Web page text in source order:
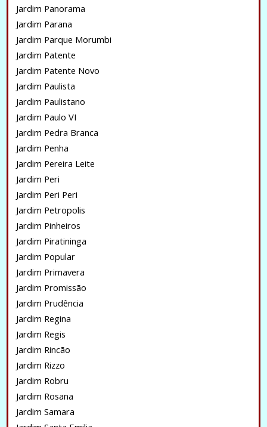
Jardim Panorama
Jardim Parana
Jardim Parque Morumbi
Jardim Patente
Jardim Patente Novo
Jardim Paulista
Jardim Paulistano
Jardim Paulo VI
Jardim Pedra Branca
Jardim Penha
Jardim Pereira Leite
Jardim Peri
Jardim Peri Peri
Jardim Petropolis
Jardim Pinheiros
Jardim Piratininga
Jardim Popular
Jardim Primavera
Jardim Promissão
Jardim Prudência
Jardim Regina
Jardim Regis
Jardim Rincão
Jardim Rizzo
Jardim Robru
Jardim Rosana
Jardim Samara